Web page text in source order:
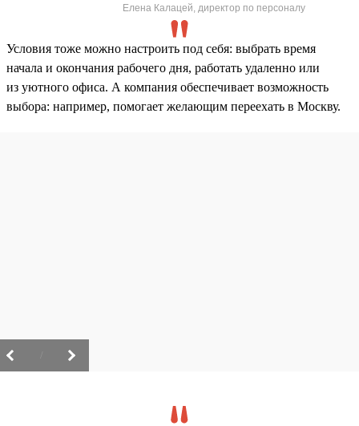
Елена Калацей, директор по персоналу
Условия тоже можно настроить под себя: выбрать время
начала и окончания рабочего дня, работать удаленно или
из уютного офиса. А компания обеспечивает возможность
выбора: например, помогает желающим переехать в Москву.